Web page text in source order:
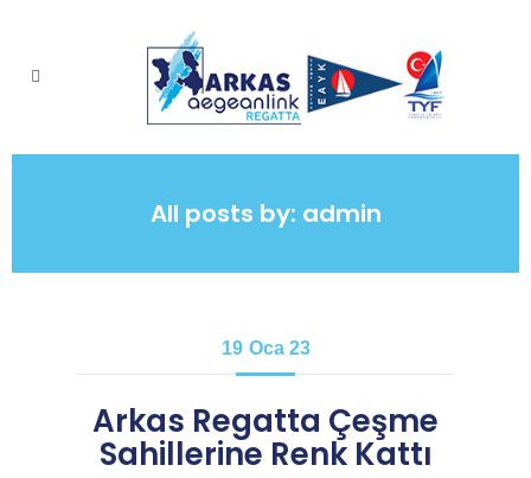
All posts by: admin
19 Oca 23
Arkas Regatta Çeşme
Sahillerine Renk Kattı